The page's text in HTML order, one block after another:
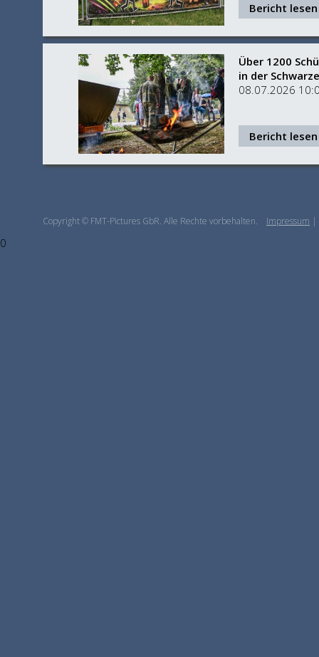
Bericht lesen
Über 1200
in der
08.07.2026
Bericht lesen
Copyright © FMT-Pictures GbR. Alle Rechte vorbehalten. Impressum |
0